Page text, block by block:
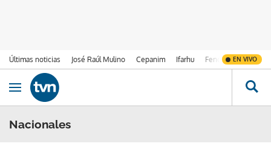
Últimas noticias José Raúl Mulino Cepanim Ifarhu Fenómeno de El
EN VIVO
Ir al contenido
Obrir navegació
Nacionales